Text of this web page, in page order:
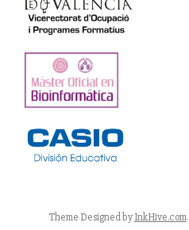
Theme Designed byInkHive.com.